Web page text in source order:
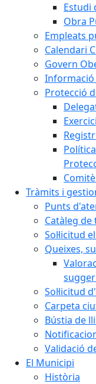
Estudi
Obra
Empleats
Calendari
Govern
Informació
Protecció
Tràmits i
Punts
Catàleg
Sol·licitud
Queixes,
Sol·licitud
Carpeta
Bústia de
Validació
El Municipi
Història